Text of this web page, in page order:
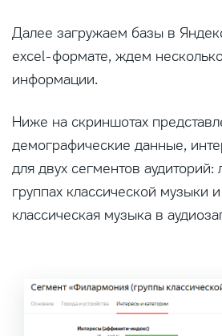
Далее загружаем базы в
exсel-формате, ждем
информации.
Ниже на скриншотах
демографические данные,
для двух сегментов
группах классической музыки
классическая музыка в